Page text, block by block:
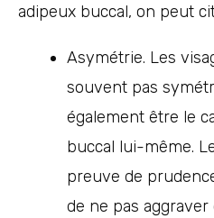
adipeux buccal, on peut
Asymétrie. Les
souvent pas
également être le
buccal lui-même.
preuve de
de ne pas